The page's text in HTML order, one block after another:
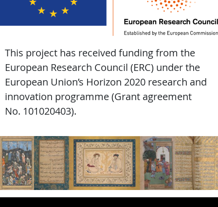
This project has received funding from the
European Research Council (ERC) under the
European Union’s Horizon 2020 research and
innovation programme (Grant agreement
No. 101020403).